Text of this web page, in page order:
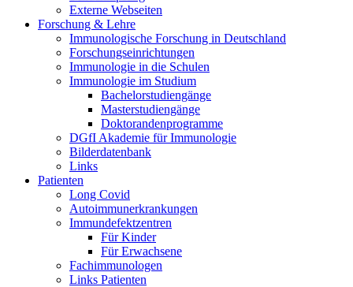
Externe Webseiten
Forschung & Lehre
Immunologische Forschung in Deutschland
Forschungseinrichtungen
Immunologie in die Schulen
Immunologie im Studium
Bachelorstudiengänge
Masterstudiengänge
Doktorandenprogramme
DGfI Akademie für Immunologie
Bilderdatenbank
Links
Patienten
Long Covid
Autoimmunerkrankungen
Immundefektzentren
Für Kinder
Für Erwachsene
Fachimmunologen
Links Patienten